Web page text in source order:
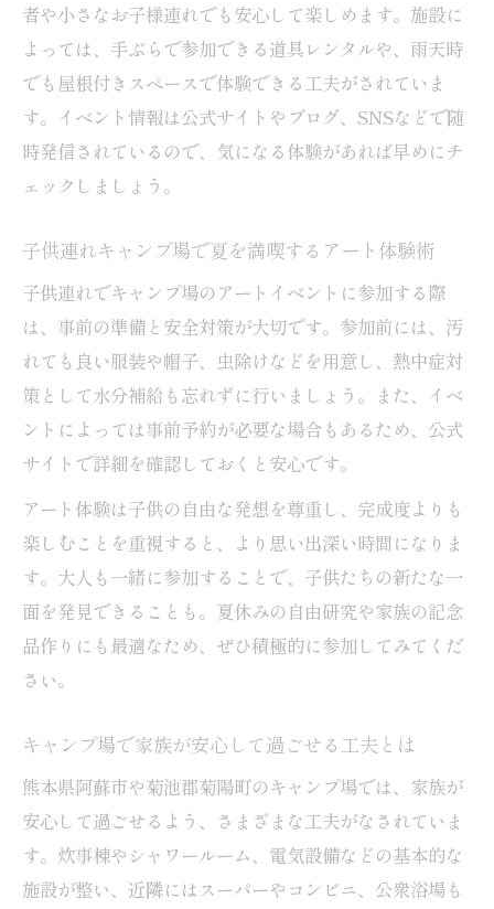
者や小さなお子様連れでも安心して楽しめます。施設に
よっては、手ぶらで参加できる道具レンタルや、雨天時
でも屋根付きスペースで体験できる工夫がされていま
す。イベント情報は公式サイトやブログ、SNSなどで随
時発信されているので、気になる体験があれば早めにチ
ェックしましょう。
子供連れキャンプ場で夏を満喫するアート体験術
子供連れでキャンプ場のアートイベントに参加する際
は、事前の準備と安全対策が大切です。参加前には、汚
れても良い服装や帽子、虫除けなどを用意し、熱中症対
策として水分補給も忘れずに行いましょう。また、イベ
ントによっては事前予約が必要な場合もあるため、公式
サイトで詳細を確認しておくと安心です。
アート体験は子供の自由な発想を尊重し、完成度よりも
楽しむことを重視すると、より思い出深い時間になりま
す。大人も一緒に参加することで、子供たちの新たな一
面を発見できることも。夏休みの自由研究や家族の記念
品作りにも最適なため、ぜひ積極的に参加してみてくだ
さい。
キャンプ場で家族が安心して過ごせる工夫とは
熊本県阿蘇市や菊池郡菊陽町のキャンプ場では、家族が
安心して過ごせるよう、さまざまな工夫がなされていま
す。炊事棟やシャワールーム、電気設備などの基本的な
施設が整い、近隣にはスーパーやコンビニ、公衆浴場も